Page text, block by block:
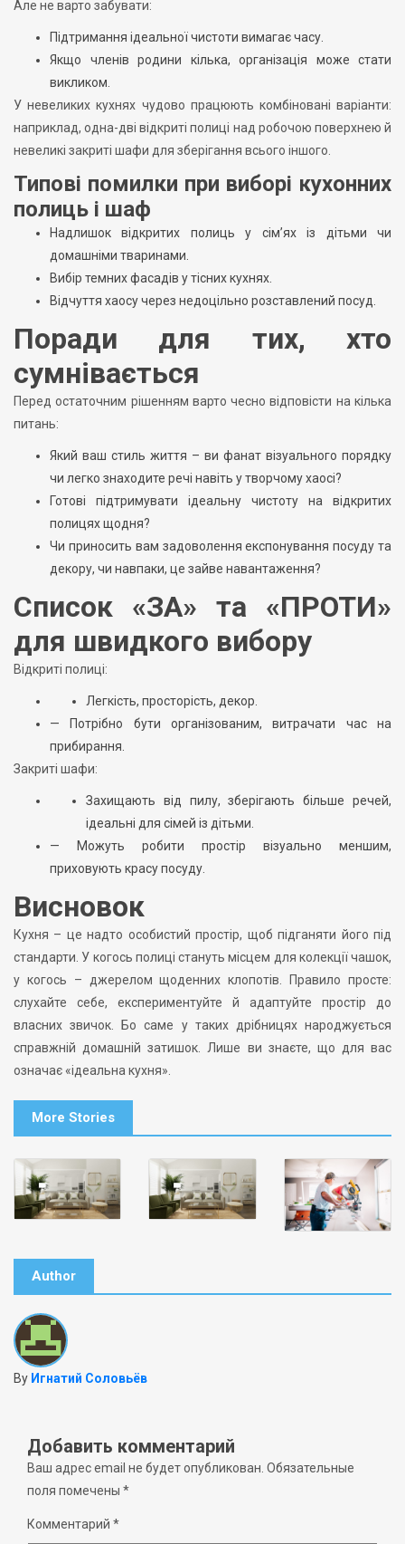
Але не варто забувати:
Підтримання ідеальної чистоти вимагає часу.
Якщо членів родини кілька, організація може стати
викликом.
У невеликих кухнях чудово працюють комбіновані варіанти:
наприклад, одна-дві відкриті полиці над робочою поверхнею й
невеликі закриті шафи для зберігання всього іншого.
Типові помилки при виборі кухонних
полиць і шаф
Надлишок відкритих полиць у сім’ях із дітьми чи
домашніми тваринами.
Вибір темних фасадів у тісних кухнях.
Відчуття хаосу через недоцільно розставлений посуд.
Поради для тих, хто
сумнівається
Перед остаточним рішенням варто чесно відповісти на кілька
питань:
Який ваш стиль життя – ви фанат візуального порядку
чи легко знаходите речі навіть у творчому хаосі?
Готові підтримувати ідеальну чистоту на відкритих
полицях щодня?
Чи приносить вам задоволення експонування посуду та
декору, чи навпаки, це зайве навантаження?
Список «ЗА» та «ПРОТИ»
для швидкого вибору
Відкриті полиці:
Легкість, просторість, декор.
— Потрібно бути організованим, витрачати час на
прибирання.
Закриті шафи:
Захищають від пилу, зберігають більше речей,
ідеальні для сімей із дітьми.
— Можуть робити простір візуально меншим,
приховують красу посуду.
Висновок
Кухня – це надто особистий простір, щоб підганяти його під
стандарти. У когось полиці стануть місцем для колекції чашок,
у когось – джерелом щоденних клопотів. Правило просте:
слухайте себе, експериментуйте й адаптуйте простір до
власних звичок. Бо саме у таких дрібницях народжується
справжній домашній затишок. Лише ви знаєте, що для вас
означає «ідеальна кухня».
More Stories
Author
By Игнатий Соловьёв
Добавить комментарий
Ваш адрес email не будет опубликован. Обязательные
поля помечены *
Комментарий *